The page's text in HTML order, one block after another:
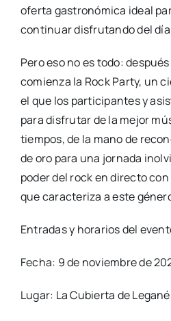
oferta gastronómica ideal
continuar disfrutando del
Pero eso no es todo:
comienza la Rock Party, un
el que los participantes y
para disfrutar de la mejor
tiempos, de la mano de
de oro para una jornada
poder del rock en directo
que caracteriza a este
Entradas y horarios del
Fecha: 9 de noviembre de
Lugar: La Cubierta de